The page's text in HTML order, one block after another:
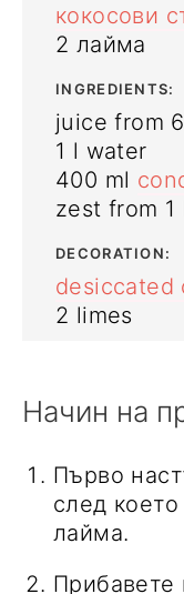
кокосови
2 лайма
INGREDIENTS:
juice from
1 l water
400 ml
zest from 1
DECORATION:
desiccated
2 limes
Начин на
Първо настържете кората от 1 лайм,
след
лайма.
Прибавете всички съставки в